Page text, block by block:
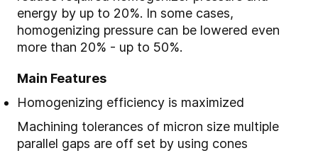
energy by up to 20%. In some cases,
homogenizing pressure can be lowered even
more than 20% - up to 50%.
Main Features
Homogenizing efficiency is maximized
Machining tolerances of micron size multiple
parallel gaps are off set by using cones